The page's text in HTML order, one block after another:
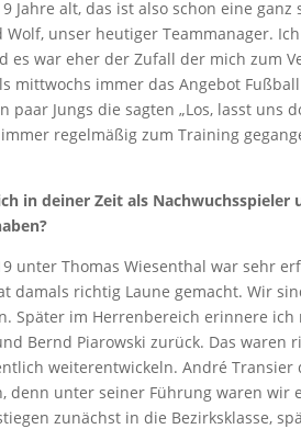
Jahre alt, das ist also schon eine
unser heutiger Teammanager.
es war eher der Zufall der mich zum
mittwochs immer das Angebot
paar Jungs die sagten „Los, lasst uns
regelmäßig zum Training
in deiner Zeit als
unter Thomas Wiesenthal war sehr
damals richtig Laune gemacht. Wir
Später im Herrenbereich erinnere
Bernd Piarowski zurück. Das waren
weiterentwickeln. André
denn unter seiner Führung waren wir
zunächst in die Bezirksklasse,